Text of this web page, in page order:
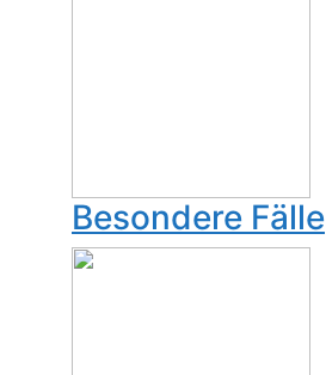
Besondere Fälle